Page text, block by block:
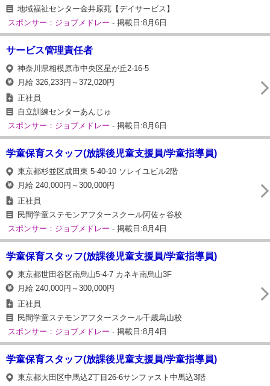
地域福祉センター金井原苑【デイサービス】
スポンサー：ジョブメドレー - 掲載日:8月6日
サービス管理責任者
神奈川県相模原市中央区星が丘2-16-5
月給 326,233円～372,020円
正社員
自立訓練センターあんじゅ
スポンサー：ジョブメドレー - 掲載日:8月6日
学童保育スタッフ(放課後児童支援員/学童指導員)
東京都杉並区成田東 5-40-10 ソレイユビル2階
月給 240,000円～300,000円
正社員
民間学童ステモンアフタースクール阿佐ヶ谷校
スポンサー：ジョブメドレー - 掲載日:8月4日
学童保育スタッフ(放課後児童支援員/学童指導員)
東京都世田谷区南烏山5-4-7 カネキ南烏山3F
月給 240,000円～300,000円
正社員
民間学童ステモンアフタースクール千歳烏山校
スポンサー：ジョブメドレー - 掲載日:8月4日
学童保育スタッフ(放課後児童支援員/学童指導員)
東京都大田区中馬込2丁目26-6サンファスト中馬込3階